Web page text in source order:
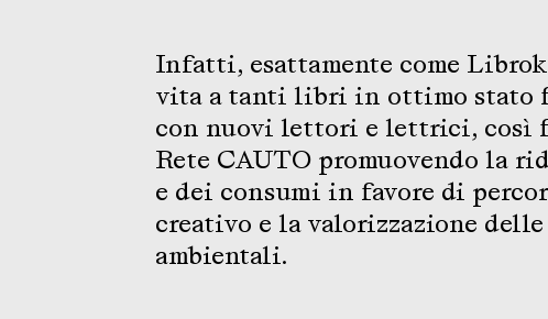
Infatti, esattamente come
vita a tanti libri in ottimo stato
con nuovi lettori e lettrici, così
Rete CAUTO promuovendo la
e dei consumi in favore di
creativo e la valorizzazione delle
ambientali.